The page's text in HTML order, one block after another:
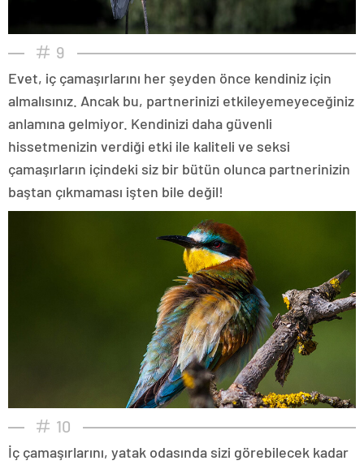
9
Evet, iç çamaşırlarını her şeyden önce kendiniz için
almalısınız. Ancak bu, partnerinizi etkileyemeyeceğiniz
anlamına gelmiyor. Kendinizi daha güvenli
hissetmenizin verdiği etki ile kaliteli ve seksi
çamaşırların içindeki siz bir bütün olunca partnerinizin
baştan çıkmaması işten bile değil!
10
İç çamaşırlarını, yatak odasında sizi görebilecek kadar